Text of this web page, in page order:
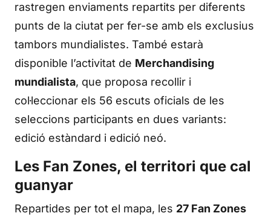
rastregen enviaments repartits per diferents
punts de la ciutat per fer-se amb els exclusius
tambors mundialistes. També estarà
disponible l’activitat de Merchandising
mundialista, que proposa recollir i
col·leccionar els 56 escuts oficials de les
seleccions participants en dues variants:
edició estàndard i edició neó.
Les Fan Zones, el territori que cal
guanyar
Repartides per tot el mapa, les 27 Fan Zones